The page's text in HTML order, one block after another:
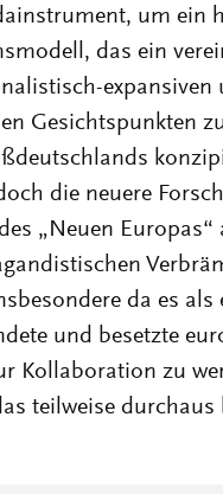
um ein
das ein
expansiven
Gesichtspunkten
die neuere
„Neuen Europas“
da es als
und besetzte
Kollaboration zu
teilweise durchaus